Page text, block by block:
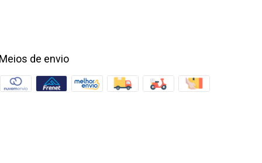
Meios de envio